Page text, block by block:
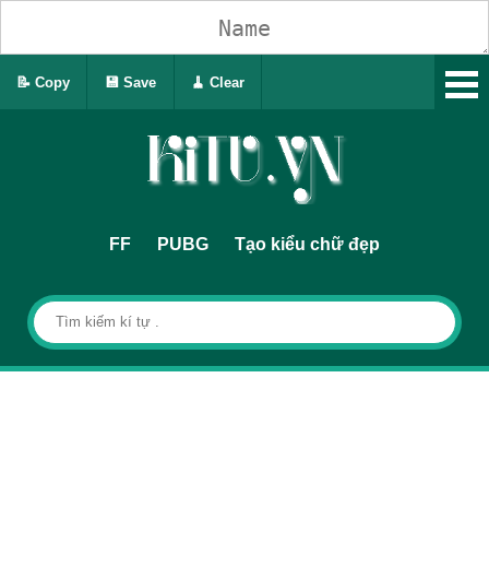
FF PUBG Tạo kiểu chữ đẹp
📝 Copy 💾 Save 🧹 Clear